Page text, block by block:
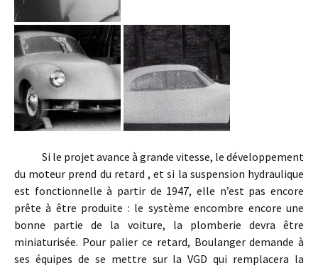
Si le projet avance à grande vitesse, le développement
du moteur prend du retard , et si la suspension hydraulique
est fonctionnelle à partir de 1947, elle n’est pas encore
prête à être produite : le système encombre encore une
bonne partie de la voiture, la plomberie devra être
miniaturisée. Pour palier ce retard, Boulanger demande à
ses équipes de se mettre sur la VGD qui remplacera la